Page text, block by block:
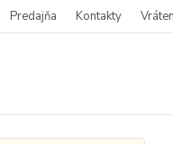
Predajňa Kontakty